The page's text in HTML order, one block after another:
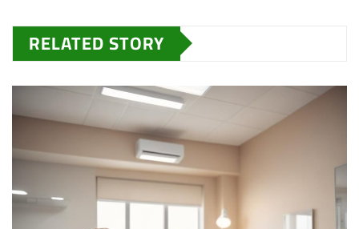
RELATED STORY